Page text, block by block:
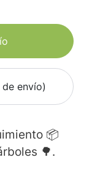
envío)
📦
🌳.